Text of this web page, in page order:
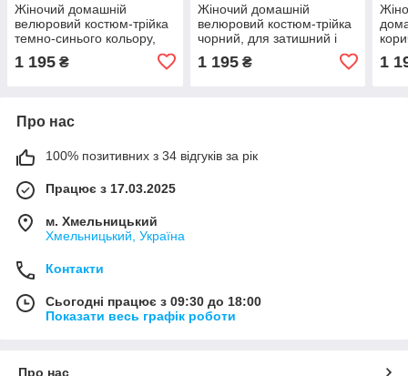
Жіночий домашній
велюровий костюм-трійка
темно-синього кольору,
для затишний і приємний
до тіла
1 195 ₴
Жіночий домашній
велюровий костюм-трійка
чорний, для затишний і
1 195₴ 1
Про нас
100% позитивних з 34 відгуків за рік
Працює з 17.03.2025
м. Хмельницький
Хмельницький, Україна
Контакти
Сьогодні працює з 09:30 до 18:00
Показати весь графік роботи
Про нас